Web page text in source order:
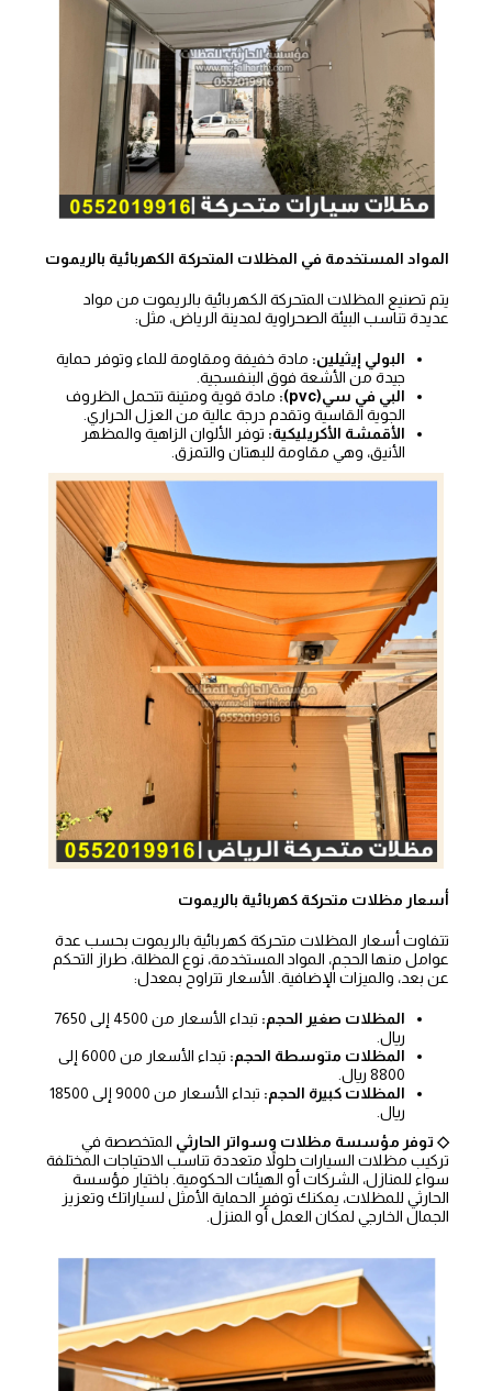
المواد المستخدمة في المظلات المتحركة الكهربائية بالريموت
يتم تصنيع المظلات المتحركة الكهربائية بالريموت من مواد
عديدة تناسب البيئة الصحراوية لمدينة الرياض، مثل:
البولي إيثيلين: مادة خفيفة ومقاومة للماء وتوفر حماية
جيدة من الأشعة فوق البنفسجية.
البي في سي(pvc):
مادة قوية ومتينة تتحمل الظروف
الجوية القاسية وتقدم درجة عالية من العزل الحراري.
الأقمشة الأكريليكية: توفر الألوان الزاهية والمظهر
الأنيق، وهي مقاومة للبهتان والتمزق.
أسعار مظلات متحركة كهربائية بالريموت
تتفاوت أسعار المظلات متحركة كهربائية بالريموت بحسب عدة
عوامل منها الحجم، المواد المستخدمة، نوع المظلة، طراز التحكم
عن بعد، والميزات الإضافية. الأسعار تتراوح بمعدل:
المظلات صغير الحجم:
تبداء الأسعار من 4500 إلى 7650
ريال.
المظلات متوسطة الحجم:
تبداء الأسعار من 6000 إلى
8800 ريال.
المظلات كبيرة الحجم:
تبداء الأسعار من 9000 إلى 18500
ريال.
◇ توفر مؤسسة مظلات وسواتر الحارثي المتخصصة في
تركيب مظلات السيارات حلولاً متعددة تناسب الاحتياجات المختلفة
سواء للمنازل، الشركات أو الهيئات الحكومية. باختيار مؤسسة
الحارثي للمظلات، يمكنك توفير الحماية الأمثل لسياراتك وتعزيز
الجمال الخارجي لمكان العمل أو المنزل.